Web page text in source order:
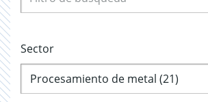
Sector
Procesamiento de metal (21)